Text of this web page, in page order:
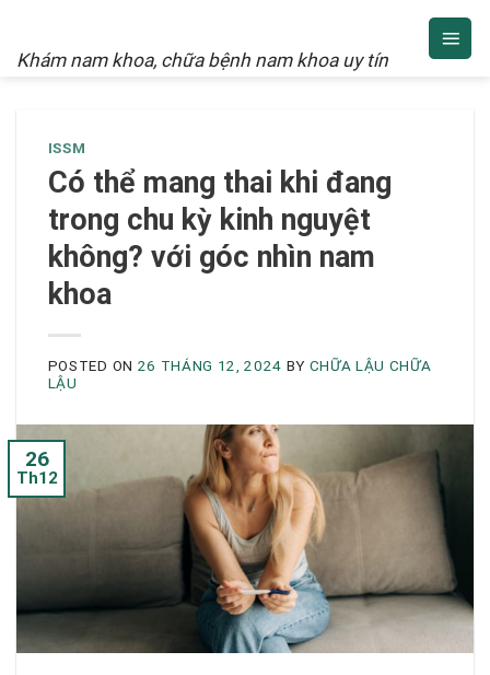
Khám nam khoa, chữa bệnh nam khoa uy tín
ISSM
Có thể mang thai khi đang
trong chu kỳ kinh nguyệt
không? với góc nhìn nam
khoa
POSTED ON 26 THÁNG 12, 2024 BY CHỮA LẬU CHỮA
LẬU
26
Th12